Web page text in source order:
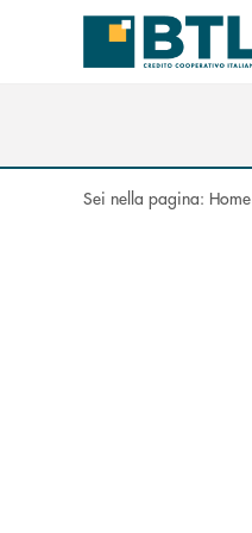
Salta al contenuto principale
Sei nella pagina: Home